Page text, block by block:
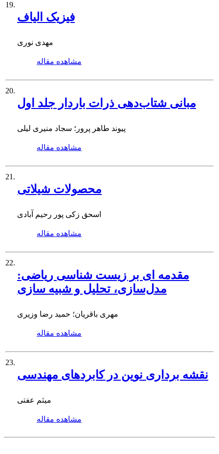
19.
فیزیک الیاف
مهدی نوری
مشاهده مقاله
20.
مبانی شتاب‌دهی ذرات باردار جلد اول
پیوند طاهر پرور؛ سجاد منیری لیلی
مشاهده مقاله
21.
محصولات شیلاتی
اسحق زکی پور رحیم آبادی
مشاهده مقاله
22.
مقدمه ای بر زیست شناسی ریاضی:
مدل‌سازی، تحلیل و شبیه‌ سازی
مهری باقریان؛ حمید رضا وزیری
مشاهده مقاله
23.
نقشه برداری نوین در کابردهای مهندسی
میثم عفتی
مشاهده مقاله